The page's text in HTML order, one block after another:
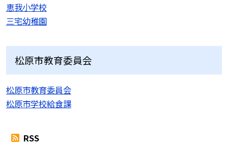
恵我小学校
三宅幼稚園
松原市教育委員会
松原市教育委員会
松原市学校給食課
RSS